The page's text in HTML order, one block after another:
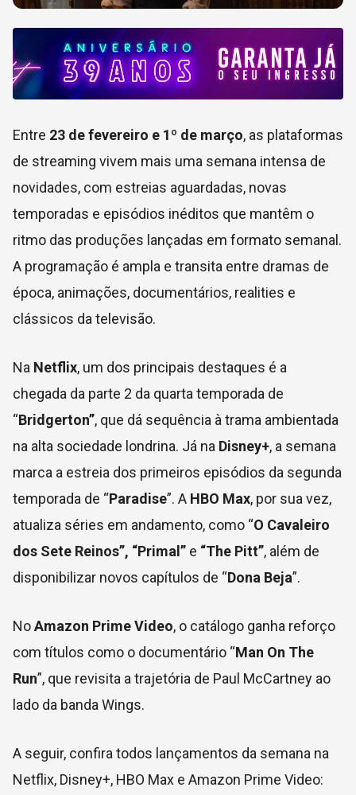
Entre 23 de fevereiro e 1º de março, as plataformas
de streaming vivem mais uma semana intensa de
novidades, com estreias aguardadas, novas
temporadas e episódios inéditos que mantêm o
ritmo das produções lançadas em formato semanal.
A programação é ampla e transita entre dramas de
época, animações, documentários, realities e
clássicos da televisão.
Na Netflix, um dos principais destaques é a
chegada da parte 2 da quarta temporada de
“Bridgerton”, que dá sequência à trama ambientada
na alta sociedade londrina. Já na Disney+, a semana
marca a estreia dos primeiros episódios da segunda
temporada de “Paradise”. A HBO Max, por sua vez,
atualiza séries em andamento, como “O Cavaleiro
dos Sete Reinos”, “Primal” e “The Pitt”, além de
disponibilizar novos capítulos de “Dona Beja”.
NoAmazon Prime Video, o catálogo ganha reforço
com títulos como o documentário “Man On The
Run”, que revisita a trajetória de Paul McCartney ao
lado da banda Wings.
A seguir, confira todos lançamentos da semana na
Netflix, Disney+, HBO Max e Amazon Prime Video: